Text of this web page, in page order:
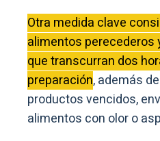
Otra medida clave
alimentos perecederos
que transcurran dos
preparación, además
productos vencidos,
alimentos con olor o